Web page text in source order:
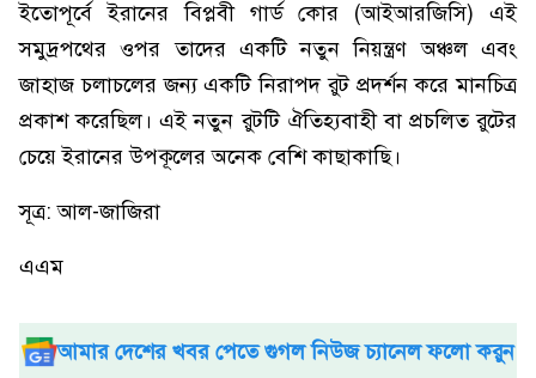
ইতোপূর্বে ইরানের বিপ্লবী গার্ড কোর (আইআরজিসি) এই
সমুদ্রপথের ওপর তাদের একটি নতুন নিয়ন্ত্রণ অঞ্চল এবং
জাহাজ চলাচলের জন্য একটি নিরাপদ রুট প্রদর্শন করে মানচিত্র
প্রকাশ করেছিল। এই নতুন রুটটি ঐতিহ্যবাহী বা প্রচলিত রুটের
চেয়ে ইরানের উপকূলের অনেক বেশি কাছাকাছি।
সূত্র: আল-জাজিরা
এএম
আমার দেশের খবর পেতে গুগল নিউজ চ্যানেল ফলো করুন